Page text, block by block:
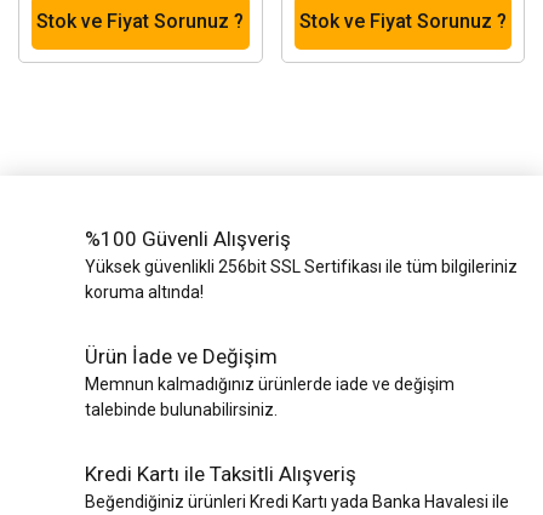
Stok ve Fiyat Sorunuz ? Stok ve Fiyat Sorunuz ?
%100 Güvenli Alışveriş
Yüksek güvenlikli 256bit SSL Sertifikası ile tüm bilgileriniz
koruma altında!
Ürün İade ve Değişim
Memnun kalmadığınız ürünlerde iade ve değişim
talebinde bulunabilirsiniz.
Kredi Kartı ile Taksitli Alışveriş
Beğendiğiniz ürünleri Kredi Kartı yada Banka Havalesi ile